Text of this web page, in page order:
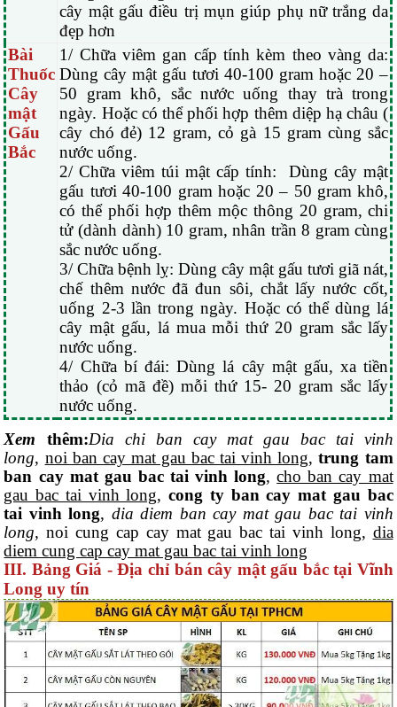
cây mật gấu điều trị mụn giúp phụ nữ trắng da
đẹp hơn
Bài
Thuốc
Cây
mật
Gấu
Bắc
1/ Chữa viêm gan cấp tính kèm theo vàng da:
Dùng cây mật gấu tươi 40-100 gram hoặc 20 –
50 gram khô, sắc nước uống thay trà trong
ngày. Hoặc có thể phối hợp thêm diệp hạ châu (
cây chó đẻ) 12 gram, cỏ gà 15 gram cùng sắc
nước uống.
2/ Chữa viêm túi mật cấp tính: Dùng cây mật
gấu tươi 40-100 gram hoặc 20 – 50 gram khô,
có thể phối hợp thêm mộc thông 20 gram, chi
tử (dành dành) 10 gram, nhân trần 8 gram cùng
sắc nước uống.
3/ Chữa bệnh lỵ: Dùng cây mật gấu tươi giã nát,
chế thêm nước đã đun sôi, chắt lấy nước cốt,
uống 2-3 lần trong ngày. Hoặc có thể dùng lá
cây mật gấu, lá mua mỗi thứ 20 gram sắc lấy
nước uống.
4/ Chữa bí đái: Dùng lá cây mật gấu, xa tiền
thảo (cỏ mã đề) mỗi thứ 15- 20 gram sắc lấy
nước uống.
Xem thêm:Dia chi ban cay mat gau bac tai vinh
long, noi ban cay mat gau bac tai vinh long, trung tam
ban cay mat gau bac tai vinh long,cho ban cay mat
gau bac tai vinh long,cong ty ban cay mat gau bac
tai vinh long, dia diem ban cay mat gau bac tai vinh
long, noi cung cap cay mat gau bac tai vinh long, dia
diem cung cap cay mat gau bac tai vinh long
III. Bảng Giá - Địa chỉ bán cây mật gấu bắc tại Vĩnh
Long uy tín